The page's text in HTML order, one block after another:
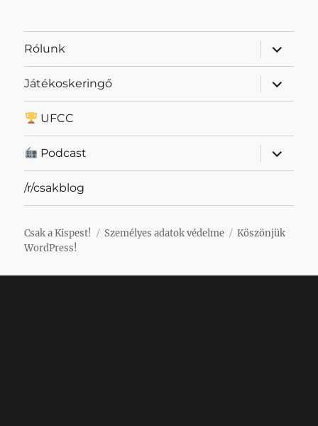
Rólunk
almenü
Játékoskeringő
almenü
UFCC
Podcast
almenü
/r/csakblog
Csak a Kispest! Személyes adatok védelme
Köszönjük
WordPress!